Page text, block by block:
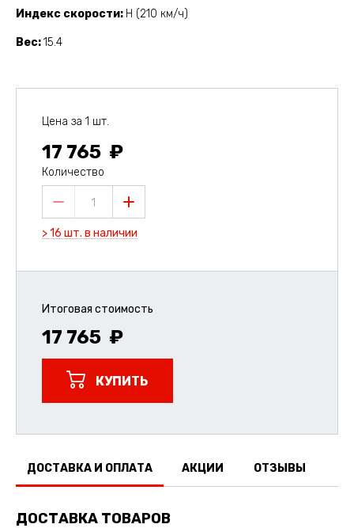
Индекс скорости H (210 км/ч)
Вес 15.4
Цена за 1 шт.
17 765
Количество
1
> 16 шт. в наличии
Итоговая стоимость
17 765
КУПИТЬ
ДОСТАВКА И ОПЛАТА АКЦИИ ОТЗЫВЫ
ДОСТАВКА ТОВАРОВ